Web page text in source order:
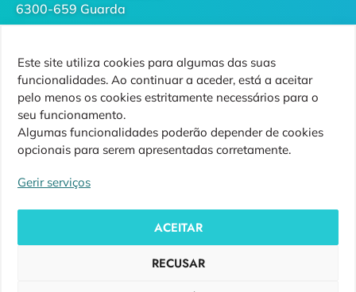
Este site utiliza cookies para algumas das suas
funcionalidades. Ao continuar a aceder, está a aceitar
pelo menos os cookies estritamente necessários para o
seu funcionamento.
Algumas funcionalidades poderão depender de cookies
opcionais para serem apresentadas corretamente.
Gerir serviços
ACEITAR
RECUSAR
6300-659 Guarda
271 220 410
(chamada para rede fixa nacional)
Siga-nos